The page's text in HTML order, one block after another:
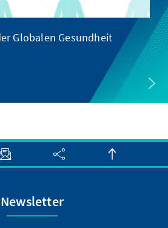
Globalen Gesundheit
Newsletter